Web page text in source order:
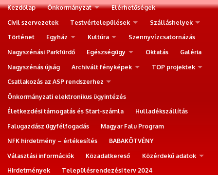
Kezdőlap Önkormányzat
Elérhetőségek
Civil szervezetek
Testvértelepülések
Szálláshelyek
Történet
Egyház Kultúra
Szennyvízcsatornázás
Nagyszénási Parkfürdő
Egészségügy Oktatás
Galéria
Nagyszénás újság
Archivált fényképek
TOP projektek
Csatlakozás az ASP rendszerhez
Önkormányzati elektronikus ügyintézés
Életkezdési támogatás és Start-számla
Hulladékszállítás
Falugazdász ügyfélfogadás
Magyar Falu Program
NFK hirdetmény – értékesítés
BABAKÖTVÉNY
Választási információk
Közadatkereső
Közérdekű adatok
Hirdetmények
Településrendezési terv 2024